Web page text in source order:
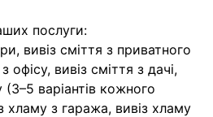
послуги:
вивіз сміття з приватного
офісу, вивіз сміття з дачі,
(3–5 варіантів кожного
хламу з гаража, вивіз хламу